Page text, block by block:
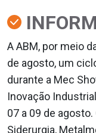
A ABM, por meio
de agosto, um
durante a Mec
Inovação
07 a 09 de
Siderurgia,